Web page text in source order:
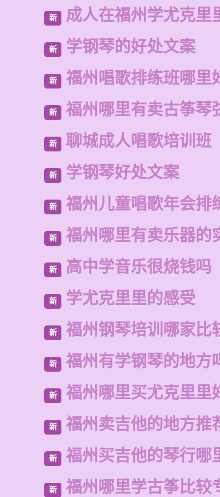
新 成人在福州学尤克里
新 学钢琴的好处文案
新 福州唱歌排练班哪里
新 福州哪里有卖古筝琴
新 聊城成人唱歌培训班
新 学钢琴好处文案
新 福州儿童唱歌年会排
新 福州哪里有卖乐器的
新 高中学音乐很烧钱吗
新 学尤克里里的感受
新 福州钢琴培训哪家比
新 福州有学钢琴的地方
新 福州哪里买尤克里里
新 福州卖吉他的地方推
新 福州买吉他的琴行哪
新 福州哪里学古筝比较